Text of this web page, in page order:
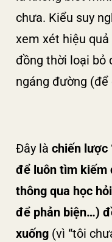
chưa. Kiểu suy
xem xét hiệu
đồng thời loại bỏ
ngáng đường (để
Đây là chiến lược
để luôn tìm kiếm
thông qua học
để phản biện…)
xuống (vì “tôi